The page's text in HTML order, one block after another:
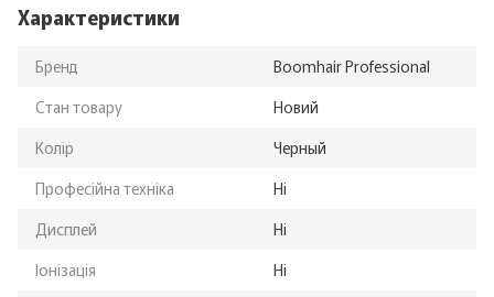
Характеристики
Бренд
Boomhair Professional
Стан товару
Новий
Колір
Черный
Професійна техніка
Ні
Дисплей
Ні
Іонізація
Ні